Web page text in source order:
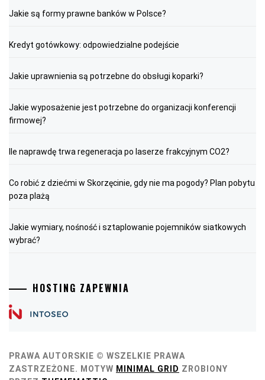
Jakie są formy prawne banków w Polsce?
Kredyt gotówkowy: odpowiedzialne podejście
Jakie uprawnienia są potrzebne do obsługi koparki?
Jakie wyposażenie jest potrzebne do organizacji konferencji
firmowej?
Ile naprawdę trwa regeneracja po laserze frakcyjnym CO2?
Co robić z dziećmi w Skorzęcinie, gdy nie ma pogody? Plan pobytu
poza plażą
Jakie wymiary, nośność i sztaplowanie pojemników siatkowych
wybrać?
HOSTING ZAPEWNIA
PRAWA AUTORSKIE © WSZELKIE PRAWA
ZASTRZEŻONE. MOTYW MINIMAL GRID ZROBIONY